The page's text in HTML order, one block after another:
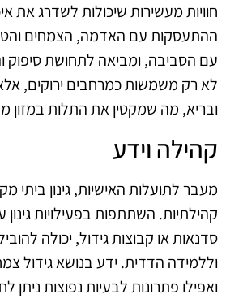
חוויות מעשירות שיכולות לשדרג את
ההתעסקות עם האדמה, הצמחים
עם הסביבה, ומביאה לתחושת סיפוק
לא רק משמשות כמרחבים ירוקים,
ובריא, מה שמקטין את התלות במזון
קהילה וידע
מעבר לתועלות האישיות, גינון ביתי
קהילתיות. השתתפות בפעילויות
סדנאות או קבוצות גידול, יכולה
וללמידה הדדית. ידע בנושא גידול
ואפילו פתרונות לבעיות נפוצות ניתן